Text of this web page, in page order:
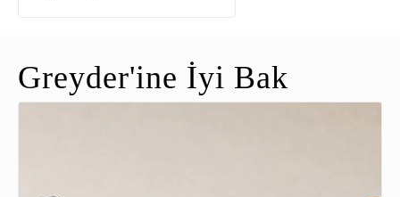
Greyder'ine İyi Bak